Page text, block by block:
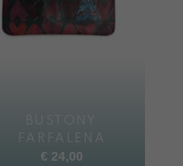
BUSTONY
FARFALENA
€ 24,00